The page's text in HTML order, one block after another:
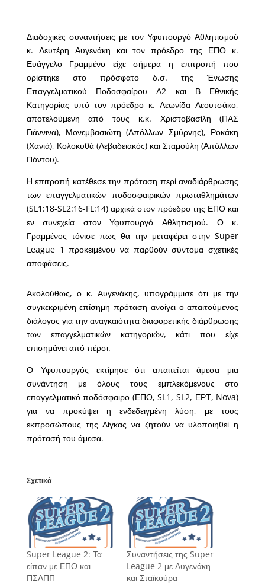
Διαδοχικές συναντήσεις με τον Υφυπουργό Αθλητισμού
κ. Λευτέρη Αυγενάκη και τον πρόεδρο της ΕΠΟ κ.
Ευάγγελο Γραμμένο είχε σήμερα η επιτροπή που
ορίστηκε στο πρόσφατο δ.σ. της Ένωσης
Επαγγελματικού Ποδοσφαίρου Α2 και Β Εθνικής
Κατηγορίας υπό τον πρόεδρο κ. Λεωνίδα Λεουτσάκο,
αποτελούμενη από τους κ.κ. Χριστοβασίλη (ΠΑΣ
Γιάννινα), Μονεμβασιώτη (Απόλλων Σμύρνης), Ροκάκη
(Χανιά), Κολοκυθά (Λεβαδειακός) και Σταμούλη (Απόλλων
Πόντου).
Η επιτροπή κατέθεσε την πρόταση περί αναδιάρθρωσης
των επαγγελματικών ποδοσφαιρικών πρωταθλημάτων
(SL1:18-SL2:16-FL:14) αρχικά στον πρόεδρο της ΕΠΟ και
εν συνεχεία στον Υφυπουργό Αθλητισμού. Ο κ.
Γραμμένος τόνισε πως θα την μεταφέρει στην Super
League 1 προκειμένου να παρθούν σύντομα σχετικές
αποφάσεις.
Ακολούθως, ο κ. Αυγενάκης, υπογράμμισε ότι με την
συγκεκριμένη επίσημη πρόταση ανοίγει ο απαιτούμενος
διάλογος για την αναγκαιότητα διαφορετικής διάρθρωσης
των επαγγελματικών κατηγοριών, κάτι που είχε
επισημάνει από πέρσι.
Ο Υφυπουργός εκτίμησε ότι απαιτείται άμεσα μια
συνάντηση με όλους τους εμπλεκόμενους στο
επαγγελματικό ποδόσφαιρο (ΕΠΟ, SL1, SL2, ΕΡΤ, Nova)
για να προκύψει η ενδεδειγμένη λύση, με τους
εκπροσώπους της Λίγκας να ζητούν να υλοποιηθεί η
πρότασή του άμεσα.
Σχετικά
Super League 2: Τα
είπαν με ΕΠΟ και
ΠΣΑΠΠ
Συναντήσεις της Super
League 2 με Αυγενάκη
και Σταϊκούρα